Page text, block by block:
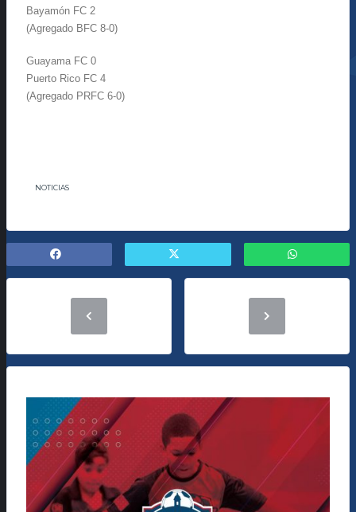
Bayamón FC 2
(Agregado BFC 8-0)
Guayama FC 0
Puerto Rico FC 4
(Agregado PRFC 6-0)
NOTICIAS